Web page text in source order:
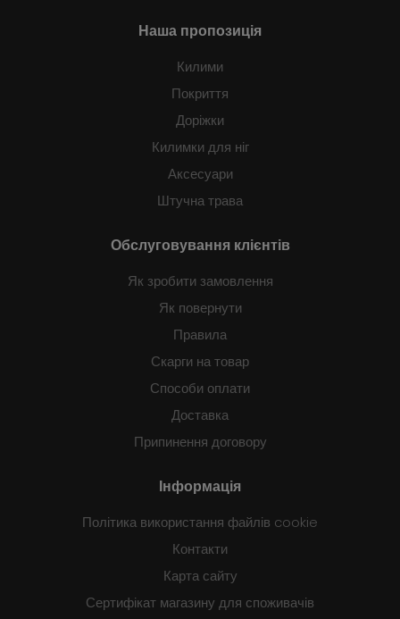
Наша пропозиція
Килими
Покриття
Доріжки
Килимки для ніг
Аксесуари
Штучна трава
Обслуговування клієнтів
Як зробити замовлення
Як повернути
Правила
Скарги на товар
Способи оплати
Доставка
Припинення договору
Інформація
Політика використання файлів cookie
Контакти
Карта сайту
Сертифікат магазину для споживачів